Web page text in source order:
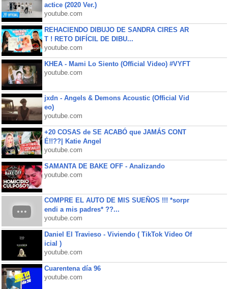
actice (2020 Ver.)
youtube.com
REHACIENDO DIBUJO DE SANDRA CIRES AR
T ! RETO DIFÍCIL DE DIBU...
youtube.com
KHEA - Mami Lo Siento (Official Video) #VYFT
youtube.com
jxdn - Angels & Demons Acoustic (Official Vid
eo)
youtube.com
+20 COSAS de SE ACABÓ que JAMÁS CONT
É!!??| Katie Angel
youtube.com
SAMANTA DE BAKE OFF - Analizando
youtube.com
COMPRE EL AUTO DE MIS SUEÑOS !!! *sorpr
endi a mis padres* ??...
youtube.com
Daniel El Travieso - Viviendo ( TikTok Video Of
icial )
youtube.com
Cuarentena día 96
youtube.com